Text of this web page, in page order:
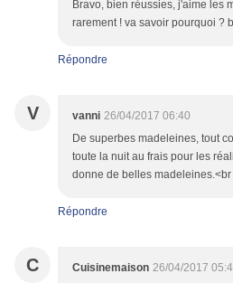
Bravo, bien réussies, j'aime les
rarement ! va savoir pourquoi ?
Répondre
V vanni 26/04/2017 06:40
De superbes madeleines, tout
toute la nuit au frais pour les
donne de belles
Répondre
C Cuisinemaison 26/04/2017